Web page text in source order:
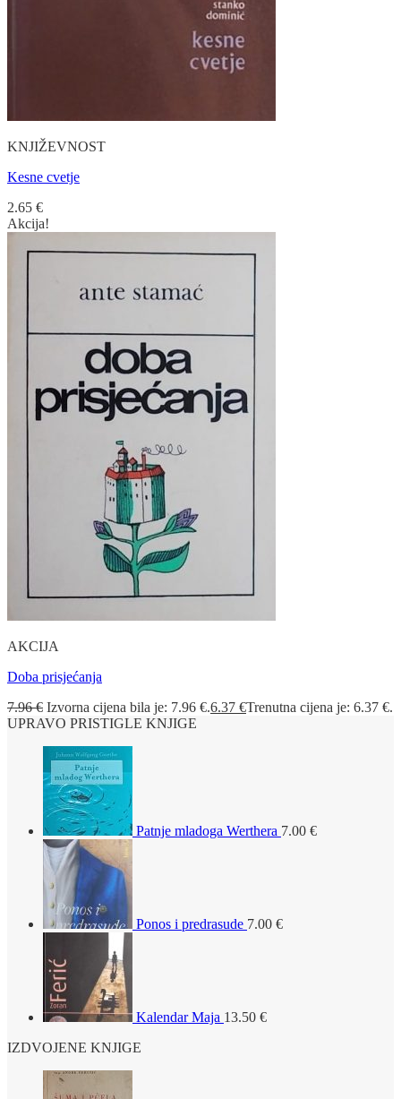
KNJIŽEVNOST
Kesne cvetje
2.65 €
Akcija!
AKCIJA
Doba prisjećanja
7.96€ Izvorna cijena bila je: 7.96 €.6.37 €Trenutna cijena je: 6.37 €.
UPRAVO PRISTIGLE KNJIGE
Patnje mladoga Werthera 7.00 €
Ponos i predrasude 7.00 €
Kalendar Maja 13.50 €
IZDVOJENE KNJIGE